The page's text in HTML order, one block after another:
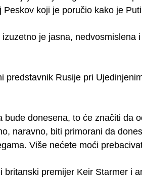
koji je poručio kako je
je jasna, nedvosmislena
predstavnik Rusije pri
bude donesena, to će značiti da
naravno, biti primorani da
Više nećete moći
britanski premijer Keir Starmer i